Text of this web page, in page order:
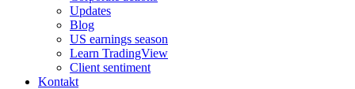
Updates
Blog
US earnings season
Learn TradingView
Client sentiment
Kontakt